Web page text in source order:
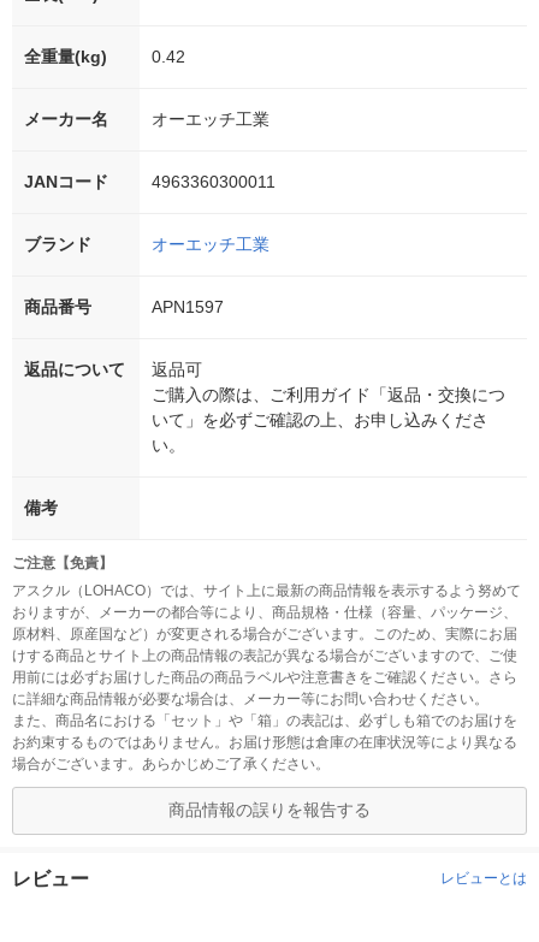
全重量(kg) 0.42
メーカー名 オーエッチ工業
JANコード 4963360300011
ブランド オーエッチ工業
商品番号 APN1597
返品について
返品可
ご購入の際は、ご利用ガイド「返品・交換につ
いて」を必ずご確認の上、お申し込みくださ
い。
備考
ご注意【免責】
アスクル（LOHACO）では、サイト上に最新の商品情報を表示するよう努めて
おりますが、メーカーの都合等により、商品規格・仕様（容量、パッケージ、
原材料、原産国など）が変更される場合がございます。このため、実際にお届
けする商品とサイト上の商品情報の表記が異なる場合がございますので、ご使
用前には必ずお届けした商品の商品ラベルや注意書きをご確認ください。さら
に詳細な商品情報が必要な場合は、メーカー等にお問い合わせください。
また、商品名における「セット」や「箱」の表記は、必ずしも箱でのお届けを
お約束するものではありません。お届け形態は倉庫の在庫状況等により異なる
場合がございます。あらかじめご了承ください。
商品情報の誤りを報告する
レビュー レビューとは